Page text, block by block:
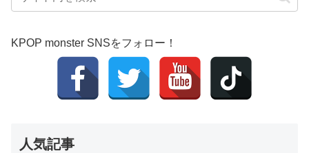
KPOP monster SNSをフォロー！
人気記事